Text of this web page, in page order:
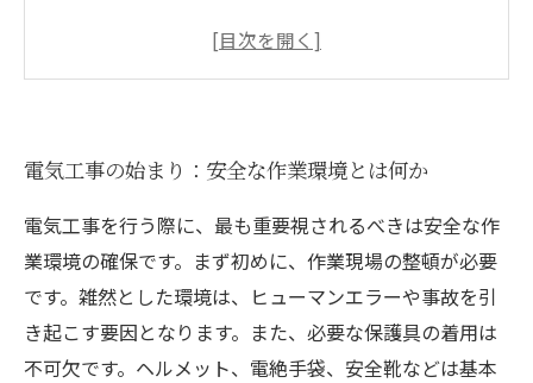
必須の保護具：安全を守るためのアイテムがこ
取り組み
成功する電気工事：安全意識を高めるためのス
テップ
未来の電気工事に向けて：安全な作業環境のた
めのビジョン
電気工事の始まり：安全な作業環境とは何か
電気工事を行う際に、最も重要視されるべきは安全な作
業環境の確保です。まず初めに、作業現場の整頓が必要
です。雑然とした環境は、ヒューマンエラーや事故を引
き起こす要因となります。また、必要な保護具の着用は
不可欠です。ヘルメット、電絶手袋、安全靴などは基本